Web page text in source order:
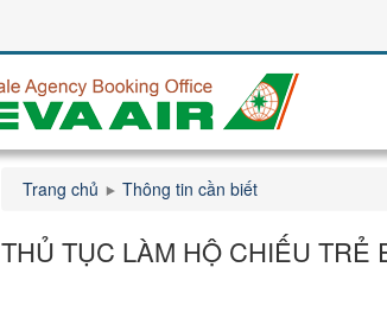
Trang chủ Thông tin cần biết
THỦ TỤC LÀM HỘ CHIẾU TRẺ